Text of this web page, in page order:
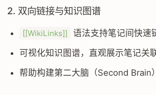
2. 双向链接与知识图谱
[[WikiLinks]]
语法支持笔记间快速
可视化知识图谱，直观展示笔记关
帮助构建第二大脑（Second Brain）